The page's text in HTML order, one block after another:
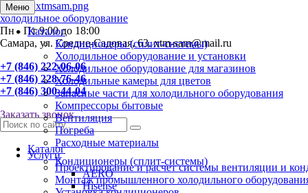
Меню
Каталог
Кондиционеры (сплит-системы)
Холодильное оборудование и установки
Холодильное оборудование для магазинов
Холодильные камеры для цветов
Запасные части для холодильного оборудования
Компрессоры бытовые
Вентиляция
Погреба
Расходные материалы
Услуги
Проектирование и расчет системы вентиляции и
Монтаж промышленного холодильного
холодильное оборудование
Пн - Пт 9:00 до 18:00
Самара, ул. Средне-Садовая, 63. xtm-sam@mail.ru
+7 (846) 222-06-06
+7 (846) 228-76-46
+7 (846) 300-44-04
Заказать звонок
Каталог
Кондиционеры (сплит-системы)
AERO
Hisense